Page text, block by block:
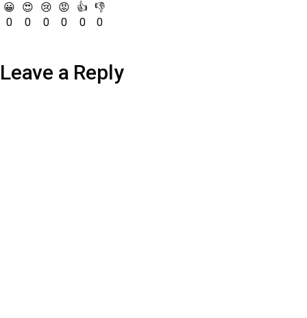
😀
0
😍
0
😢
0
😡
0
👍
0
👎
0
Leave a Reply